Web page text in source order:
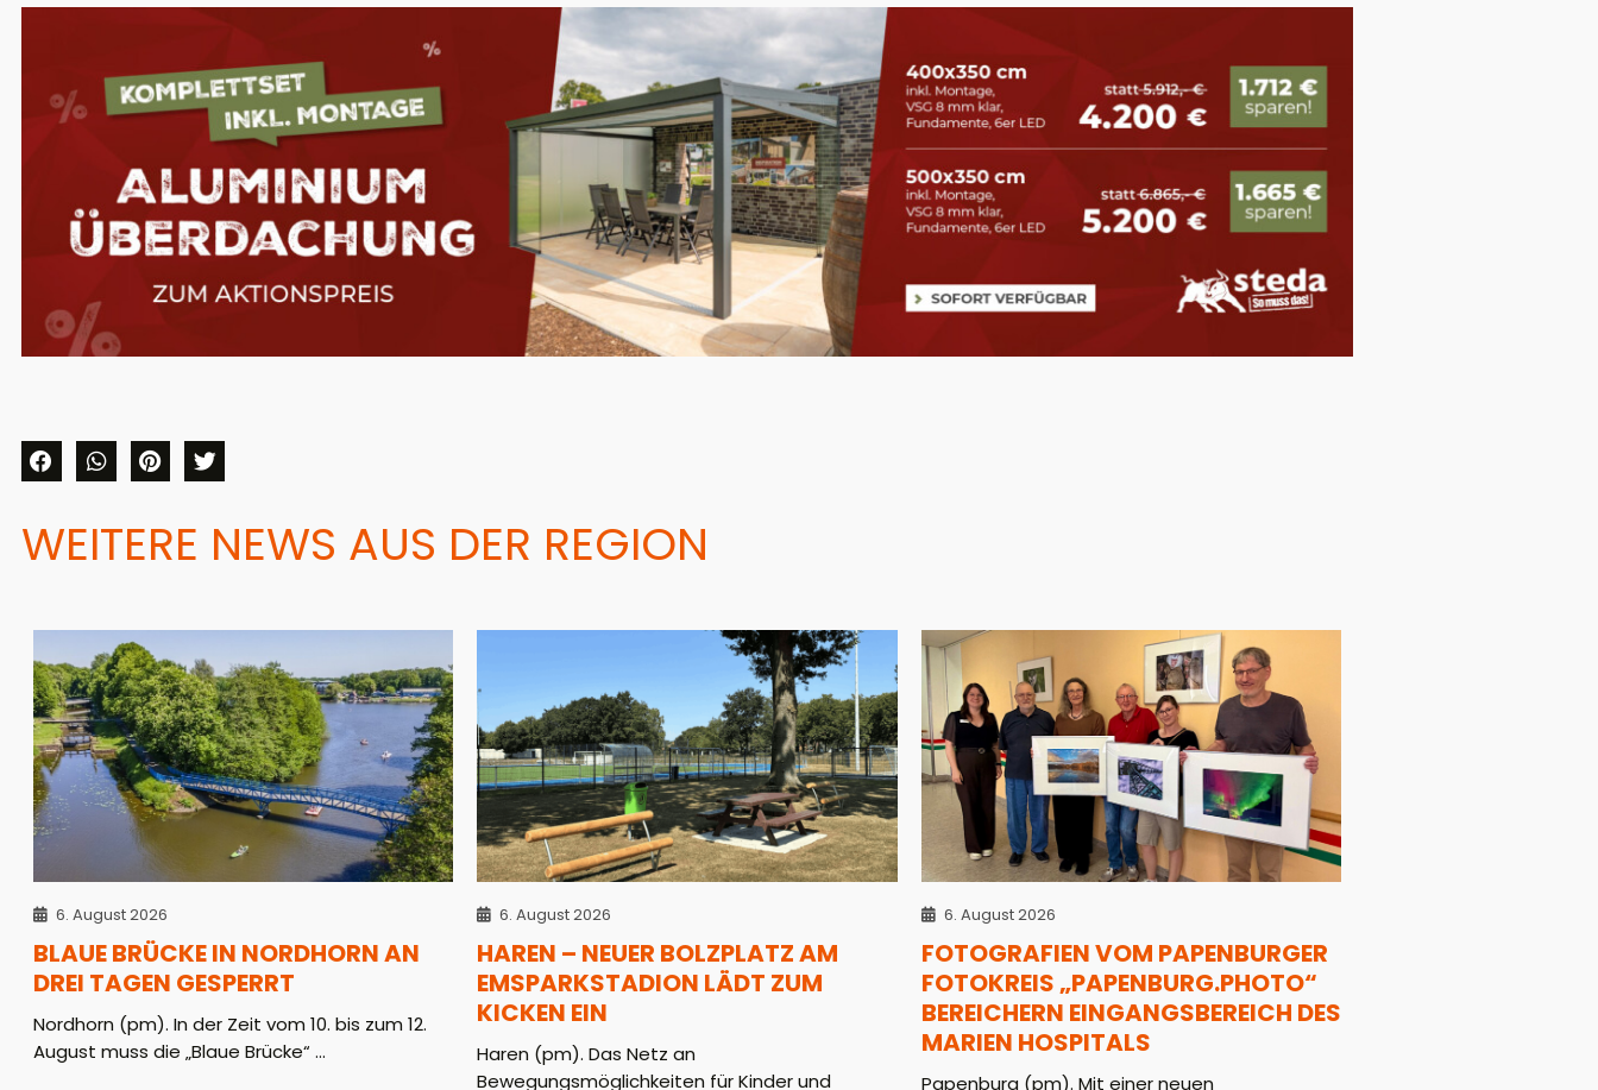
WEITERE NEWS AUS DER REGION
6. August 2026
BLAUE BRÜCKE IN NORDHORN AN
DREI TAGEN GESPERRT
Nordhorn (pm). In der Zeit vom 10. bis zum 12.
August muss die „Blaue Brücke“ ...
6. August 2026
HAREN – NEUER BOLZPLATZ AM
EMSPARKSTADION LÄDT ZUM
KICKEN EIN
Haren (pm). Das Netz an
Bewegungsmöglichkeiten für Kinder und
6. August 2026
FOTOGRAFIEN VOM PAPENBURGER
FOTOKREIS „PAPENBURG.PHOTO“
BEREICHERN EINGANGSBEREICH DES
MARIEN HOSPITALS
Papenburg (pm). Mit einer neuen